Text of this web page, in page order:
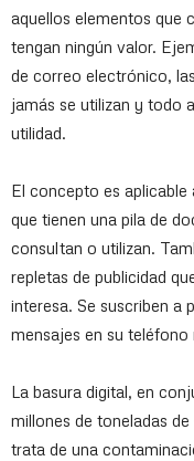
aquellos elementos que
tengan ningún valor.
de correo electrónico,
jamás se utilizan y todo
utilidad.
El concepto es
que tienen una pila de
consultan o utilizan.
repletas de publicidad
interesa. Se suscriben a
mensajes en su
La basura digital, en
millones de toneladas
trata de una